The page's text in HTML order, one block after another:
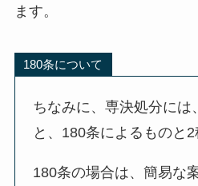
ます。
180条について
ちなみに、専決処分には
と、180条によるものと2
180条の場合は、簡易な